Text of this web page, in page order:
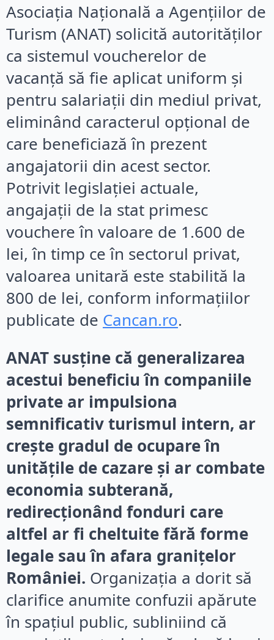
Asociația Națională a Agențiilor de
Turism (ANAT) solicită autorităților
ca sistemul voucherelor de
vacanță să fie aplicat uniform și
pentru salariații din mediul privat,
eliminând caracterul opțional de
care beneficiază în prezent
angajatorii din acest sector.
Potrivit legislației actuale,
angajații de la stat primesc
vouchere în valoare de 1.600 de
lei, în timp ce în sectorul privat,
valoarea unitară este stabilită la
800 de lei, conform informațiilor
publicate de Cancan.ro.
ANAT susține că generalizarea
acestui beneficiu în companiile
private ar impulsiona
semnificativ turismul intern, ar
crește gradul de ocupare în
unitățile de cazare și ar combate
economia subterană,
redirecționând fonduri care
altfel ar fi cheltuite fără forme
legale sau în afara granițelor
României. Organizația a dorit să
clarifice anumite confuzii apărute
în spațiul public, subliniind că